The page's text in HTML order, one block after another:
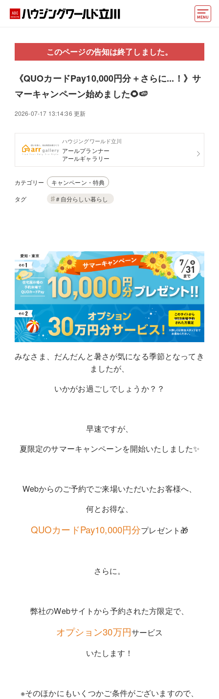
住宅会社・ハウスメーカー
イベント情報・プレゼント
住まいづくりお役立ち情報
マイページ
このページの告知は終了しました。
《QUOカードPay10,000円分＋さらに...！》サ
マーキャンペーン始めました🌻🍉
2026-07-17 13:14:36 更新
ハウジングワールド立川
アールプランナー
アールギャラリー
カテゴリー
キャンペーン・特典
タグ
＃自分らしい暮らし
みなさま、だんだんと暑さが気になる季節となってき
ましたが、
いかがお過ごしでしょうか？？
早速ですが、
夏限定のサマーキャンペーンを開始いたしました✨
Webからのご予約でご来場いただいたお客様へ、
何とお得な、
QUOカードPay10,000円分プレゼント🎁
さらに。
弊社のWebサイトから予約された方限定で、
オプション30万円サービス
いたします！
※そのほかにもいくつかご条件がございますので、